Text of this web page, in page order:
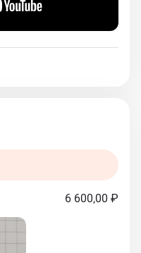
6 600,00 ₽